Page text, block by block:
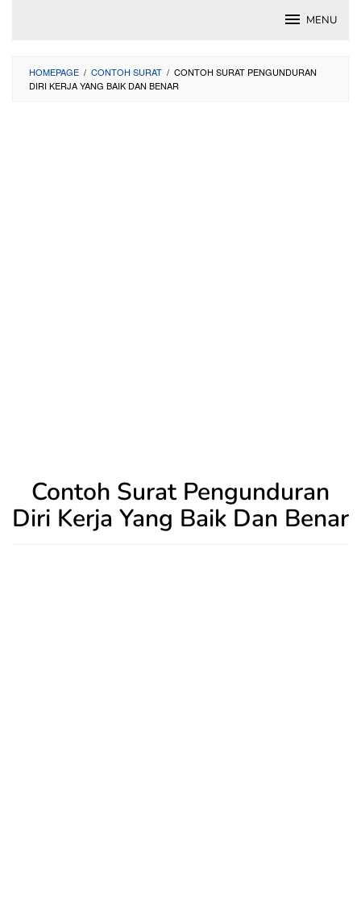
MENU
HOMEPAGE / CONTOH SURAT / CONTOH SURAT PENGUNDURAN
DIRI KERJA YANG BAIK DAN BENAR
Contoh Surat Pengunduran
Diri Kerja Yang Baik Dan Benar